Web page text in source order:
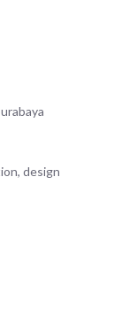
design